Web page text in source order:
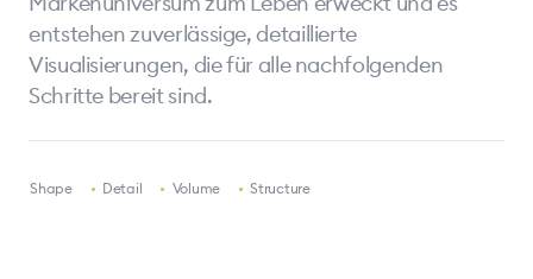
entstehen zuverlässige, detaillierte
Visualisierungen, die für alle nachfolgenden
Schritte bereit sind.
•Shape • Detail • Volume •Structure